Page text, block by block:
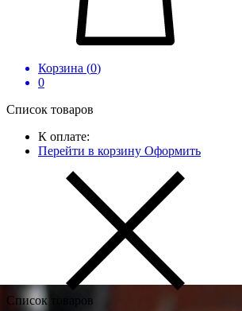
Корзина (0)
0
Список товаров
К оплате:
Перейти в корзину Оформить
Список товаров